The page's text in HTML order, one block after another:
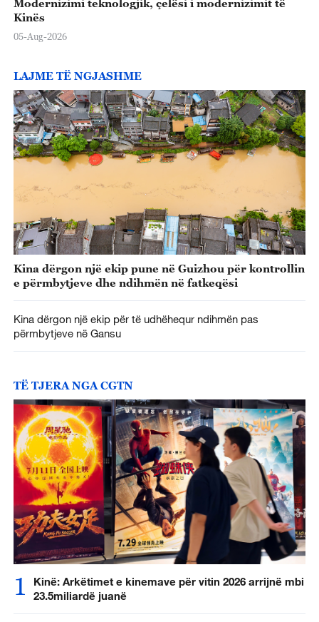
Modernizimi teknologjik, çelësi i modernizimit të
Kinës
05-Aug-2026
LAJME TË NGJASHME
Kina dërgon një ekip pune në Guizhou për kontrollin
e përmbytjeve dhe ndihmën në fatkeqësi
Kina dërgon një ekip për të udhëhequr ndihmën pas
përmbytjeve në Gansu
TË TJERA NGA CGTN
1
Kinë: Arkëtimet e kinemave për vitin 2026 arrijnë mbi
23.5miliardë juanë